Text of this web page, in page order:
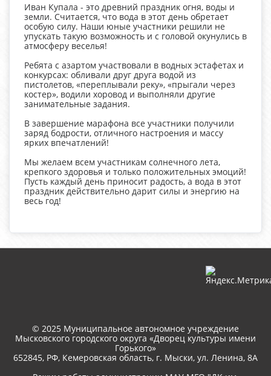
Иван Купала - это древний праздник огня, воды и
земли. Считается, что вода в этот день обретает
особую силу. Наши юные участники решили не
упускать такую возможность и с головой окунулись в
атмосферу веселья!
Ребята с азартом участвовали в водных эстафетах и
конкурсах: обливали друг друга водой из
пистолетов, «переплывали реку», «прыгали через
костер», водили хоровод и выполняли другие
занимательные задания.
В завершение марафона все участники получили
заряд бодрости, отличного настроения и массу
ярких впечатлений!
Мы желаем всем участникам солнечного лета,
крепкого здоровья и только положительных эмоций!
Пусть каждый день приносит радость, а вода в этот
праздник действительно дарит силы и энергию на
весь год!
© 2025 Муниципальное автономное учреждение
Мысковского городского округа «Дворец культуры имени
Горького»
652845, РФ, Кемеровская область, г. Мыски, ул. Ленина, 8A